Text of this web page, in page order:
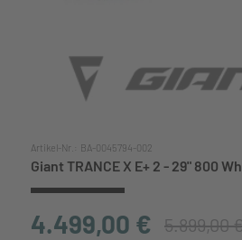
Artikel-Nr.: BA-0045794-002
Giant TRANCE X E+ 2 - 29" 800
4.499,00 € 5.899,00